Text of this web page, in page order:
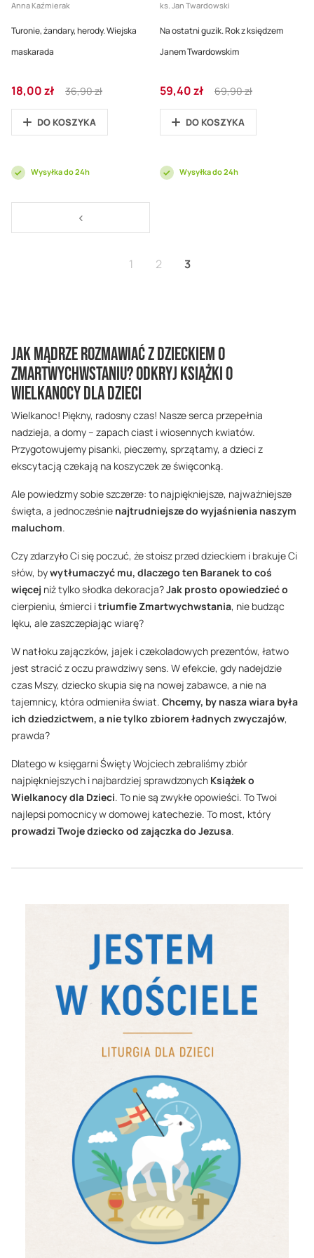
Anna Kaźmierak
Turonie, żandary, herody. Wiejska
maskarada
Cena
promocyjna
18,00 zł
Regular
Price
36,90 zł
DO KOSZYKA
Wysyłka do 24h
ks. Jan Twardowski
Na ostatni guzik. Rok z księdzem
Janem Twardowskim
Cena
promocyjna
59,40 zł
Regular
Price
69,90 zł
DO KOSZYKA
Wysyłka do 24h
Strona
<
Strona
1 Strona
2 Aktualnie czytasz
3
Jak mądrze rozmawiać z dzieckiem o
Zmartwychwstaniu? Odkryj Książki o
Wielkanocy dla Dzieci
Wielkanoc! Piękny, radosny czas! Nasze serca przepełnia
nadzieja, a domy – zapach ciast i wiosennych kwiatów.
Przygotowujemy pisanki, pieczemy, sprzątamy, a dzieci z
ekscytacją czekają na koszyczek ze święconką.
Ale powiedzmy sobie szczerze: to najpiękniejsze, najważniejsze
święta, a jednocześnie najtrudniejsze do wyjaśnienia naszym
maluchom.
Czy zdarzyło Ci się poczuć, że stoisz przed dzieckiem i brakuje Ci
słów, bywytłumaczyć mu, dlaczego ten Baranek to coś
więcej niż tylko słodka dekoracja?Jak prosto opowiedzieć o
cierpieniu, śmierci itriumfie Zmartwychwstania, nie budząc
lęku, ale zaszczepiając wiarę?
W natłoku zajączków, jajek i czekoladowych prezentów, łatwo
jest stracić z oczu prawdziwy sens. W efekcie, gdy nadejdzie
czas Mszy, dziecko skupia się na nowej zabawce, a nie na
tajemnicy, która odmieniła świat. Chcemy, by nasza wiara była
ich dziedzictwem, a nie tylko zbiorem ładnych zwyczajów,
prawda?
Dlatego w księgarni Święty Wojciech zebraliśmy zbiór
najpiękniejszych i najbardziej sprawdzonych Książek o
Wielkanocy dla Dzieci. To nie są zwykłe opowieści. To Twoi
najlepsi pomocnicy w domowej katechezie. To most, który
prowadzi Twoje dziecko od zajączka do Jezusa.